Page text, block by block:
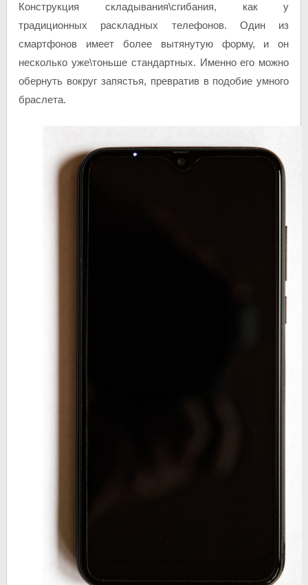
Конструкция складывания\сгибания, как у
традиционных раскладных телефонов. Один из
смартфонов имеет более вытянутую форму, и он
несколько уже\тоньше стандартных. Именно его можно
обернуть вокруг запястья, превратив в подобие умного
браслета.